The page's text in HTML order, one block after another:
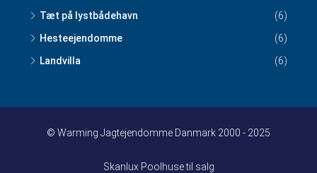
Tæt på lystbådehavn
(6)
Hesteejendomme
(6)
Landvilla
(6)
© Warming Jagtejendomme Danmark 2000 - 2025
Skanlux Poolhuse til salg